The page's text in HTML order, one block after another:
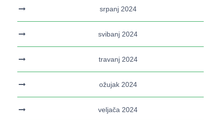
srpanj 2024
svibanj 2024
travanj 2024
ožujak 2024
veljača 2024